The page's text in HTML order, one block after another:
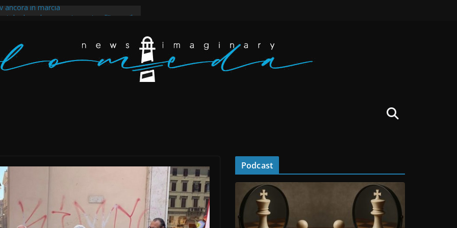
ancora in marcia
scarafaggi ha messo al muro il
Eravamo dappertutto
il tempo della rabbia e della rivolta a
Podcast